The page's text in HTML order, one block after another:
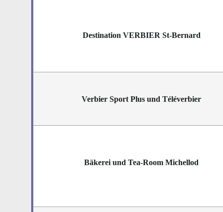
Destination VERBIER St-Bernard
Verbier Sport Plus und Téléverbier
Bäkerei und Tea-Room Michellod